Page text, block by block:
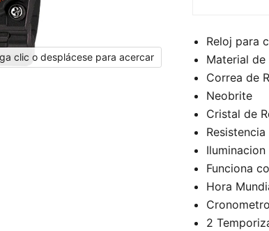
clic o desplácese para acercar
Reloj para
Material de
Correa de
Neobrite
Cristal de
Iluminacion
Funciona
Hora
2